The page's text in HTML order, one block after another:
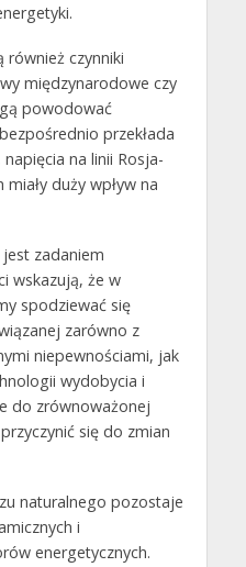
również czynniki
międzynarodowe czy
powodować
przekłada
napięcia na linii Rosja-
duży wpływ na
zadaniem
wskazują, że w
spodziewać się
zarówno z
niepewnościami, jak
wydobycia i
do zrównoważonej
się do zmian
naturalnego pozostaje
i
energetycznych.